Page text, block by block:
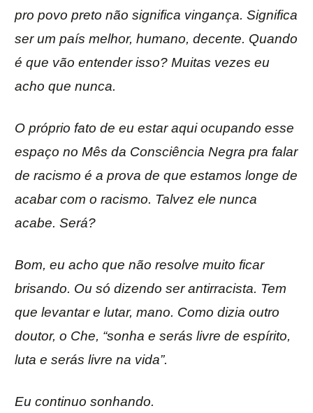
pro povo preto não significa vingança. Significa
ser um país melhor, humano, decente. Quando
é que vão entender isso? Muitas vezes eu
acho que nunca.
O próprio fato de eu estar aqui ocupando esse
espaço no Mês da Consciência Negra pra falar
de racismo é a prova de que estamos longe de
acabar com o racismo. Talvez ele nunca
acabe. Será?
Bom, eu acho que não resolve muito ficar
brisando. Ou só dizendo ser antirracista. Tem
que levantar e lutar, mano. Como dizia outro
doutor, o Che, “sonha e serás livre de espírito,
luta e serás livre na vida”.
Eu continuo sonhando.